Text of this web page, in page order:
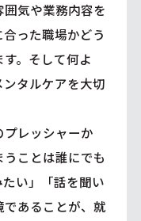
気や業務内容を
った職場かどう
。そして何よ
タルケアを大切
レッシャーか
ことは誰にでも
い」「話を聞い
あることが、就